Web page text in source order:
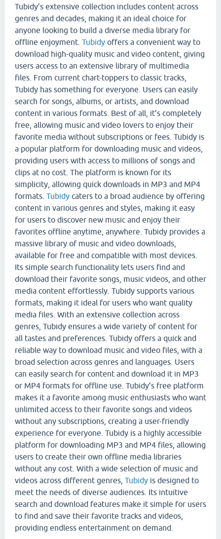
Tubidy’s extensive collection includes content across
genres and decades, making it an ideal choice for
anyone looking to build a diverse media library for
offline enjoyment. Tubidy offers a convenient way to
download high-quality music and video content, giving
users access to an extensive library of multimedia
files. From current chart-toppers to classic tracks,
Tubidy has something for everyone. Users can easily
search for songs, albums, or artists, and download
content in various formats. Best of all, it’s completely
free, allowing music and video lovers to enjoy their
favorite media without subscriptions or fees. Tubidy is
a popular platform for downloading music and videos,
providing users with access to millions of songs and
clips at no cost. The platform is known for its
simplicity, allowing quick downloads in MP3 and MP4
formats. Tubidy caters to a broad audience by offering
content in various genres and styles, making it easy
for users to discover new music and enjoy their
favorites offline anytime, anywhere. Tubidy provides a
massive library of music and video downloads,
available for free and compatible with most devices.
Its simple search functionality lets users find and
download their favorite songs, music videos, and other
media content effortlessly. Tubidy supports various
formats, making it ideal for users who want quality
media files. With an extensive collection across
genres, Tubidy ensures a wide variety of content for
all tastes and preferences. Tubidy offers a quick and
reliable way to download music and video files, with a
broad selection across genres and languages. Users
can easily search for content and download it in MP3
or MP4 formats for offline use. Tubidy’s free platform
makes it a favorite among music enthusiasts who want
unlimited access to their favorite songs and videos
without any subscriptions, creating a user-friendly
experience for everyone. Tubidy is a highly accessible
platform for downloading MP3 and MP4 files, allowing
users to create their own offline media libraries
without any cost. With a wide selection of music and
videos across different genres, Tubidy is designed to
meet the needs of diverse audiences. Its intuitive
search and download features make it simple for users
to find and save their favorite tracks and videos,
providing endless entertainment on demand.